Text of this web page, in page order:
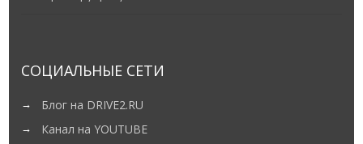
СОЦИАЛЬНЫЕ СЕТИ
Блог на DRIVE2.RU
Канал на YOUTUBE